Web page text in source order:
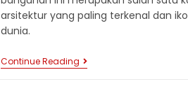
arsitektur yang paling terkenal dan
dunia.
Continue ReadingSAGRADA
FAMILIA: